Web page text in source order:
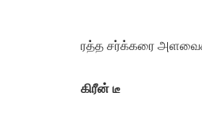
ரத்த சர்க்கரை அளவைச்
கிரீன் டீ